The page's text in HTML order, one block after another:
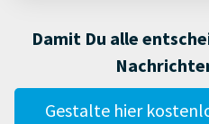
Damit Du alle
Gestalte hier